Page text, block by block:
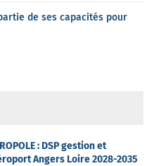
de ses capacités pour
: DSP gestion et
Angers Loire 2028-2035